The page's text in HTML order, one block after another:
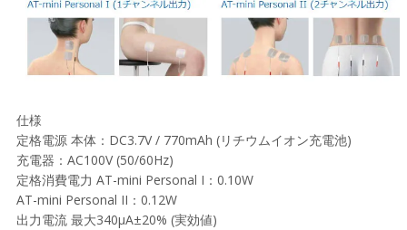
仕様
定格電源 本体：DC3.7V / 770mAh (リチウムイオン充電池)
充電器：AC100V (50/60Hz)
定格消費電力 AT-mini Personal I：0.10W
AT-mini Personal II：0.12W
出力電流 最大340μA±20% (実効値)